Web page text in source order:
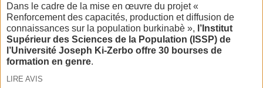
Dans le cadre de la mise en œuvre du projet «
Renforcement des capacités, production et diffusion de
connaissances sur la population burkinabè », l’Institut
Supérieur des Sciences de la Population (ISSP) de
l’Université Joseph Ki-Zerbo offre 30 bourses de
formation en genre.
LIRE AVIS